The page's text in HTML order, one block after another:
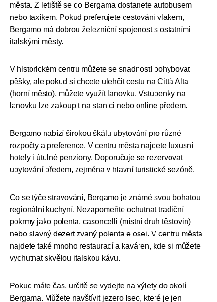
města. Z letiště se do Bergama dostanete autobusem
nebo taxíkem. Pokud preferujete cestování vlakem,
Bergamo má dobrou železniční spojenost s ostatními
italskými městy.
V historickém centru můžete se snadností pohybovat
pěšky, ale pokud si chcete ulehčit cestu na Città Alta
(horní město), můžete využít lanovku. Vstupenky na
lanovku lze zakoupit na stanici nebo online předem.
Bergamo nabízí širokou škálu ubytování pro různé
rozpočty a preference. V centru města najdete luxusní
hotely i útulné penziony. Doporučuje se rezervovat
ubytování předem, zejména v hlavní turistické sezóně.
Co se týče stravování, Bergamo je známé svou bohatou
regionální kuchyní. Nezapomeňte ochutnat tradiční
pokrmy jako polenta, casoncelli (místní druh těstovin)
nebo slavný dezert zvaný polenta e osei. V centru města
najdete také mnoho restaurací a kaváren, kde si můžete
vychutnat skvělou italskou kávu.
Pokud máte čas, určitě se vydejte na výlety do okolí
Bergama. Můžete navštívit jezero Iseo, které je jen